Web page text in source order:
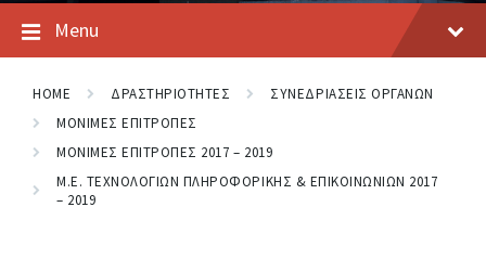
Menu
HOME ΔΡΑΣΤΗΡΙΟΤΗΤΕΣ
ΣΥΝΕΔΡΙΑΣΕΙΣ ΟΡΓΑΝΩΝ
ΜΟΝΙΜΕΣ ΕΠΙΤΡΟΠΕΣ
ΜΟΝΙΜΕΣ ΕΠΙΤΡΟΠΕΣ 2017 – 2019
Μ.Ε. ΤΕΧΝΟΛΟΓΙΩΝ ΠΛΗΡΟΦΟΡΙΚΗΣ & ΕΠΙΚΟΙΝΩΝΙΩΝ 2017
– 2019